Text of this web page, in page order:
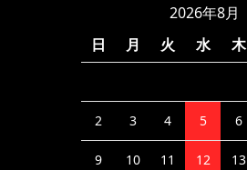
2026年8月
日
月 火 水 木
2 3 4 5 6
9 10 11 12 13